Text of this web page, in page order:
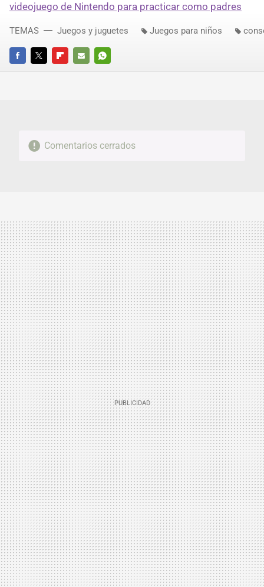
videojuego de Nintendo para practicar como padres
FACEBOOKTWITTERFLIPBOARD
E-
WHATSAPP
TEMAS Juegos y juguetes Juegos para niños
Comentarios cerrados